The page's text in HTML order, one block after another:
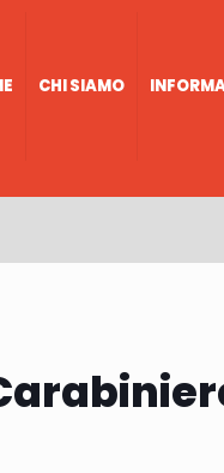
CHI SIAMO